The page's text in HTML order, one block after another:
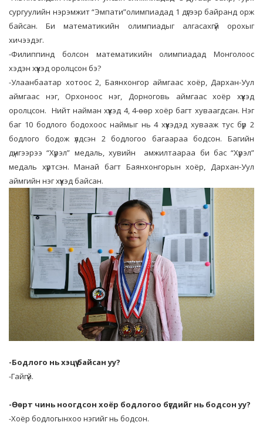
сургуулийн нэрэмжит “Эмпати”олимпиадад 1 дүгээр байранд орж
байсан. Би математикийн олимпиадыг алгасахгүй орохыг
хичээдэг.
-Филиппинд болсон математикийн олимпиадад Монголоос
хэдэн хүүхэд оролцсон бэ?
-Улаанбаатар хотоос 2, Баянхонгор аймгаас хоёр, Дархан-Уул
аймгаас нэг, Орхоноос нэг, Дорноговь аймгаас хоёр хүүхэд
оролцсон. Нийт найман хүүхэд 4, 4-өөр хоёр багт хуваагдсан. Нэг
баг 10 бодлого бодохоос наймыг нь 4 хүүхэдэд хувааж тус бүр 2
бодлого бодож үлдсэн 2 бодлогоо багаараа бодсон. Багийн
дүнгээрээ “Хүрэл” медаль, хувийн амжилтаараа би бас “Хүрэл”
медаль хүртсэн. Манай багт Баянхонгорын хоёр, Дархан-Уул
аймгийн нэг хүүхэд байсан.
-Бодлого нь хэцүү байсан уу?
-Гайгүй.
-Өөрт чинь ноогдсон хоёр бодлогоо бүгдийг нь бодсон уу?
-Хоёр бодлогынхоо нэгийг нь бодсон.